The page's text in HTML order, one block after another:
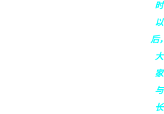
时
以
后，
大
家
与
长